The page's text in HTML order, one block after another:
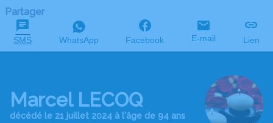
Partager
SMS WhatsApp Facebook E-mail Lien
Marcel LECOQ
décédé le 21 juillet 2024 à l'âge de 94 ans